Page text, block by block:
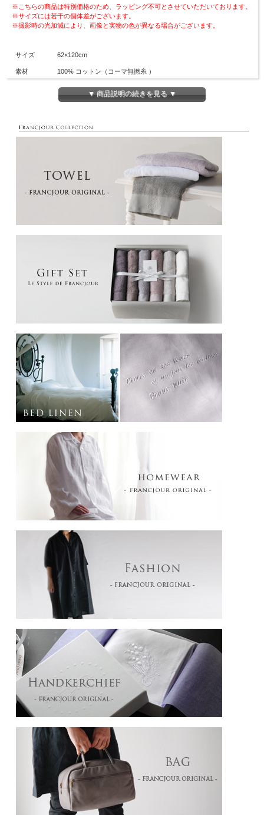
※こちらの商品は特別価格のため、ラッピング不可とさせていただいております。
※サイズには若干の個体差がございます。
※撮影時の光加減により、画像と実物の色が異なる場合がございます。
サイズ 62×120cm
素材 100% コットン（コーマ無撚糸 ）
ブラン（白）／グレージュ
泉州
コットンの素材をそのまま感じて頂けるふんわりソフトなタオルに仕上がりまし
た。
撮影時の光加減により、画像と実物の色が異なる場合がございます。予めご了承下
▼ 商品説明の続きを見る ▼